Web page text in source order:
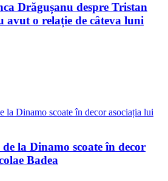
Drăgușanu despre Tristan
avut o relație de câteva luni
la Dinamo scoate în decor
Badea